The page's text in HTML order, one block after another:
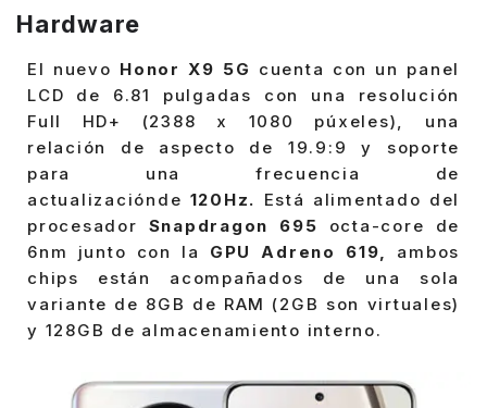
Hardware
El nuevo Honor X9 5G cuenta con un panel
LCD de 6.81 pulgadas con una resolución
Full HD+ (2388 x 1080 púxeles), una
relación de aspecto de 19.9:9 y soporte
para una frecuencia de
actualizaciónde 120Hz. Está alimentado del
procesador Snapdragon 695 octa-core de
6nm junto con la GPU Adreno 619, ambos
chips están acompañados de una sola
variante de 8GB de RAM (2GB son virtuales)
y 128GB de almacenamiento interno.